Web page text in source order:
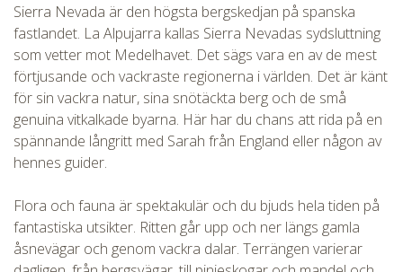
Sierra Nevada är den högsta bergskedjan på spanska
fastlandet. La Alpujarra kallas Sierra Nevadas sydsluttning
som vetter mot Medelhavet. Det sägs vara en av de mest
förtjusande och vackraste regionerna i världen. Det är känt
för sin vackra natur, sina snötäckta berg och de små
genuina vitkalkade byarna. Här har du chans att rida på en
spännande långritt med Sarah från England eller någon av
hennes guider.
Flora och fauna är spektakulär och du bjuds hela tiden på
fantastiska utsikter. Ritten går upp och ner längs gamla
åsnevägar och genom vackra dalar. Terrängen varierar